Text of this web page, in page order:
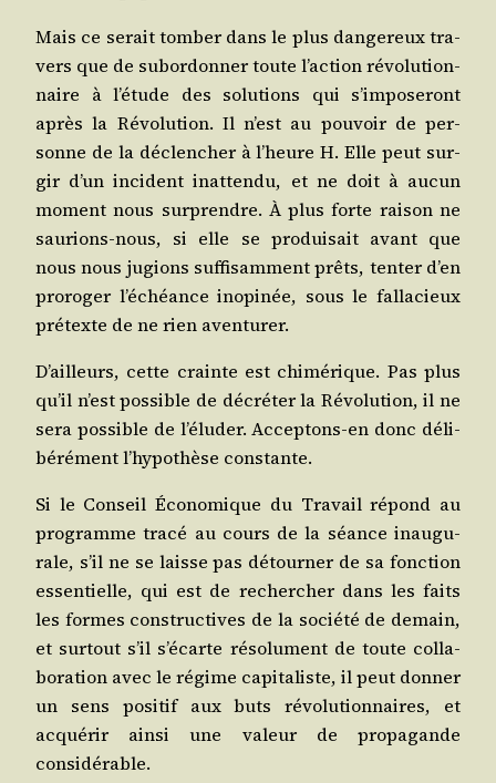
Mais ce serait tom­ber dans le plus dan­ge­reux tra­
vers que de subor­don­ner toute l’action révo­lu­tion­
naire à l’étude des solu­tions qui s’imposeront
après la Révo­lu­tion. Il n’est au pou­voir de per­
sonne de la déclen­cher à l’heure H. Elle peut sur­
gir d’un inci­dent inat­ten­du, et ne doit à aucun
moment nous sur­prendre. À plus forte rai­son ne
sau­rions-nous, si elle se pro­dui­sait avant que
nous nous jugions suf­fi­sam­ment prêts, ten­ter d’en
pro­ro­ger l’échéance inopi­née, sous le fal­la­cieux
pré­texte de ne rien aventurer.
D’ailleurs, cette crainte est chi­mé­rique. Pas plus
qu’il n’est pos­sible de décré­ter la Révo­lu­tion, il ne
sera pos­sible de l’éluder. Accep­tons-en donc déli­
bé­ré­ment l’hypothèse constante.
Si le Conseil Éco­no­mique du Tra­vail répond au
pro­gramme tra­cé au cours de la séance inau­gu­
rale, s’il ne se laisse pas détour­ner de sa fonc­tion
essen­tielle, qui est de recher­cher dans les faits
les formes construc­tives de la socié­té de demain,
et sur­tout s’il s’écarte réso­lu­ment de toute col­la­
bo­ra­tion avec le régime capi­ta­liste, il peut don­ner
un sens posi­tif aux buts révo­lu­tion­naires, et
acqué­rir ain­si une valeur de pro­pa­gande
considérable.